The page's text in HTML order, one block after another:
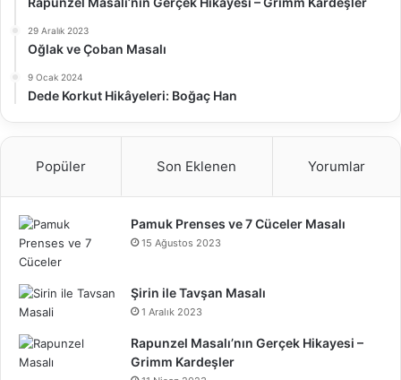
29 Aralık 2023
Oğlak ve Çoban Masalı
9 Ocak 2024
Dede Korkut Hikâyeleri: Boğaç Han
Popüler Son Eklenen Yorumlar
Pamuk Prenses ve 7 Cüceler Masalı
15 Ağustos 2023
Şirin ile Tavşan Masalı
1 Aralık 2023
Rapunzel Masalı’nın Gerçek Hikayesi –
Grimm Kardeşler